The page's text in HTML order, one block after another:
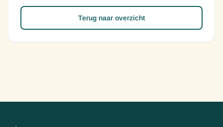
Terug naar overzicht